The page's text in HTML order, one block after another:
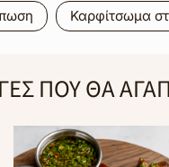
Καρφίτσωμα
ΠΟΥ ΘΑ